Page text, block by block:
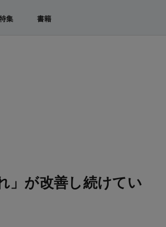
集 書籍
」が改善し続けてい